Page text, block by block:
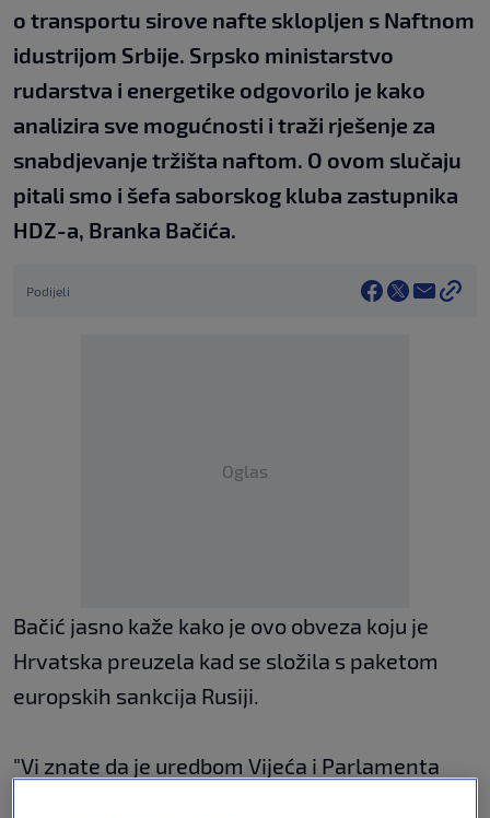
o transportu sirove nafte sklopljen s Naftnom
idustrijom Srbije. Srpsko ministarstvo
rudarstva i energetike odgovorilo je kako
analizira sve mogućnosti i traži rješenje za
snabdjevanje tržišta naftom. O ovom slučaju
pitali smo i šefa saborskog kluba zastupnika
HDZ-a, Branka Bačića.
Podijeli
Oglas
Bačić jasno kaže kako je ovo obveza koju je
Hrvatska preuzela kad se složila s paketom
europskih sankcija Rusiji.
"Vi znate da je uredbom Vijeća i Parlamenta